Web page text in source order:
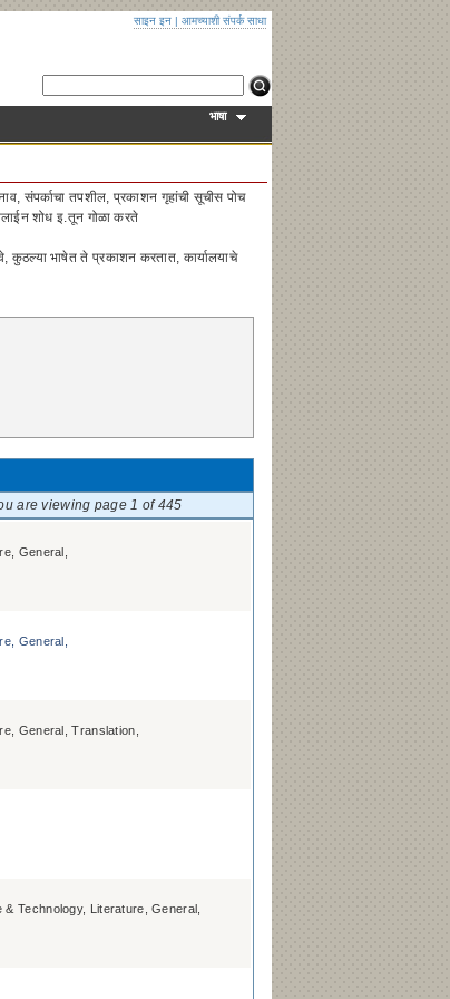
साइन इन | आमच्याशी संपर्क साधा
भाषा
संपर्काचा तपशील, प्रकाशन गृहांची सूचीस पोच
शोध इ.तून गोळा करते
कुठल्या भाषेत ते प्रकाशन करतात, कार्यालयाचे
are viewing page 1 of 445
General,
General,
General, Translation,
Technology, Literature, General,